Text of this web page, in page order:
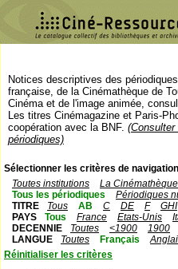
Notices descriptives des
française, de la Cinémathèque de
Cinéma et de l'image animée,
Les titres Cinémagazine et Paris-
coopération avec la BNF.
périodiques)
Sélectionner les critères de
Toutes institutions
La
Tous les périodiques
Périodiques
TITRE
Tous AB C DE F
GHI
PAYS
Tous France Etats-Unis
DECENNIE
Toutes <1900
1900
LANGUE
Toutes Français
Réinitialiser les critères